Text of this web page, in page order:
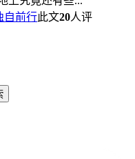
自前行此文20人评